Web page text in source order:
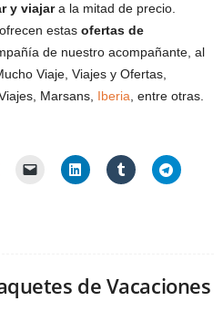
y viajara la mitad de precio.
estas ofertas de
de nuestro acompañante, al
Viaje, Viajes y Ofertas,
Marsans, Iberia , entre otras.
de Vacaciones